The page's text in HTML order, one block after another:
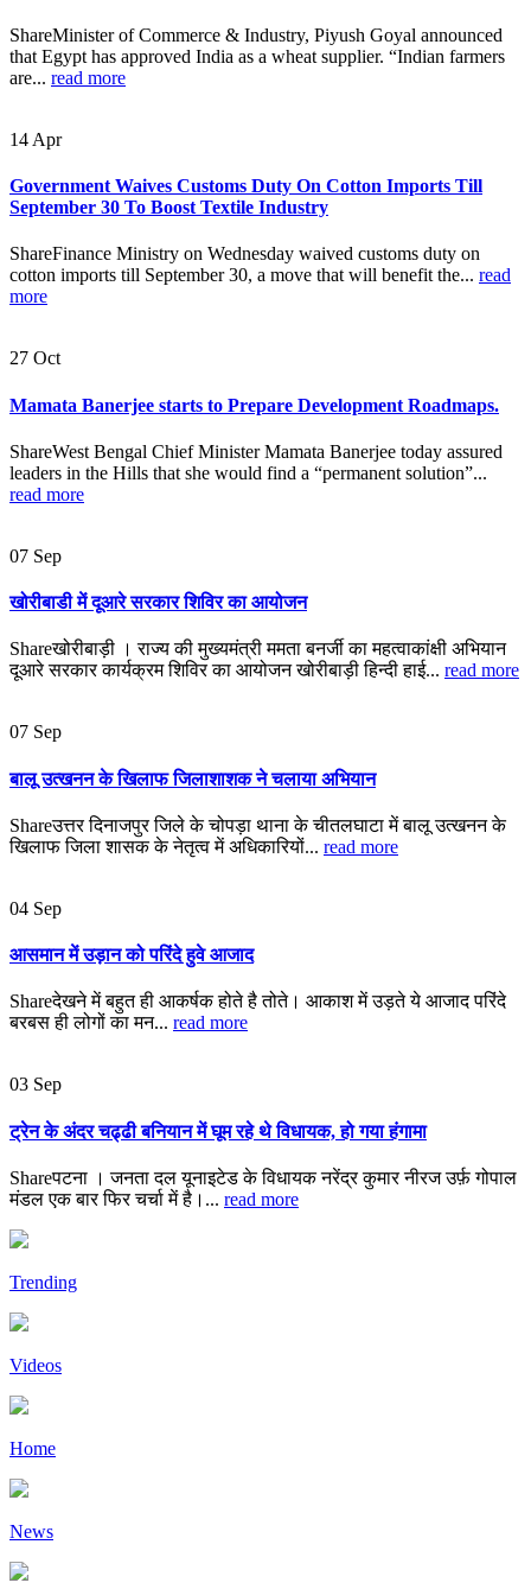
ShareMinister of Commerce & Industry, Piyush Goyal announced
that Egypt has approved India as a wheat supplier. “Indian farmers
are... read more
14 Apr
Government Waives Customs Duty On Cotton Imports Till
September 30 To Boost Textile Industry
ShareFinance Ministry on Wednesday waived customs duty on
cotton imports till September 30, a move that will benefit the... read
more
27 Oct
Mamata Banerjee starts to Prepare Development Roadmaps.
ShareWest Bengal Chief Minister Mamata Banerjee today assured
leaders in the Hills that she would find a “permanent solution”...
read more
07 Sep
खोरीबाडी में दूआरे सरकार शिविर का आयोजन
Shareखोरीबाड़ी । राज्य की मुख्यमंत्री ममता बनर्जी का महत्वाकांक्षी अभियान
दूआरे सरकार कार्यक्रम शिविर का आयोजन खोरीबाड़ी हिन्दी हाई... read more
07 Sep
बालू उत्खनन के खिलाफ जिलाशाशक ने चलाया अभियान
Shareउत्तर दिनाजपुर जिले के चोपड़ा थाना के चीतलघाटा में बालू उत्खनन के
खिलाफ जिला शासक के नेतृत्व में अधिकारियों... read more
04 Sep
आसमान में उड़ान को परिंदे हुवे आजाद
Shareदेखने में बहुत ही आकर्षक होते है तोते। आकाश में उड़ते ये आजाद परिंदे
बरबस ही लोगों का मन... read more
03 Sep
ट्रेन के अंदर चढ्ढी बनियान में घूम रहे थे विधायक, हो गया हंगामा
Shareपटना । जनता दल यूनाइटेड के विधायक नरेंद्र कुमार नीरज उर्फ़ गोपाल
मंडल एक बार फिर चर्चा में है।... read more
Trending
Videos
Home
News